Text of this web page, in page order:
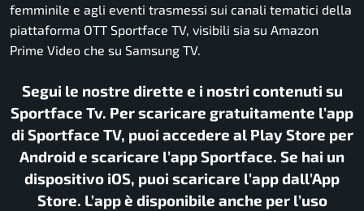
femminile e agli eventi trasmessi sui canali tematici della
piattaforma OTT Sportface TV, visibili sia su Amazon
Prime Video che su Samsung TV.
Segui le nostre dirette e i nostri contenuti su
Sportface Tv. Per scaricare gratuitamente l’app
di Sportface TV, puoi accedere al Play Store per
Android e scaricare l’app Sportface. Se hai un
dispositivo iOS, puoi scaricare l’app dall’App
Store. L’app è disponibile anche per l’uso